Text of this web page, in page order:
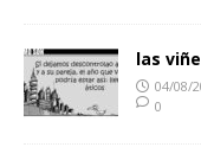
las
04/08/
0